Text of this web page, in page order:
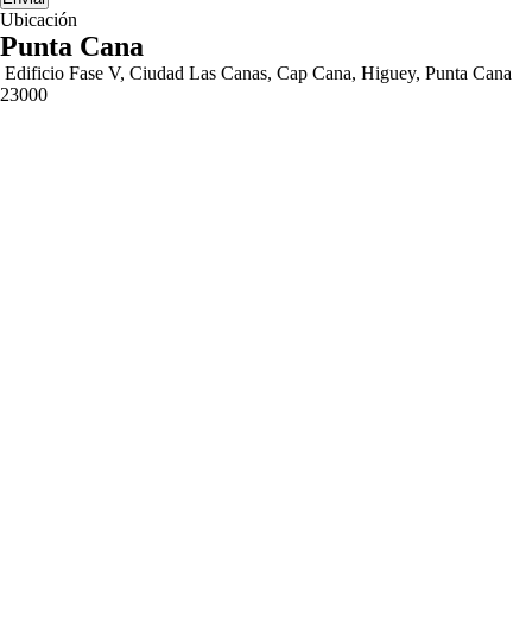
Ubicación
Punta Cana
Edificio Fase V, Ciudad Las Canas, Cap Cana, Higuey, Punta Cana
23000